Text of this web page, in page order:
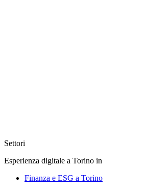
Settori
Esperienza digitale a Torino in
Finanza e ESG a Torino